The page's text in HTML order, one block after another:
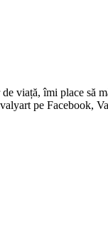
viață, îmi place să
pe Facebook,